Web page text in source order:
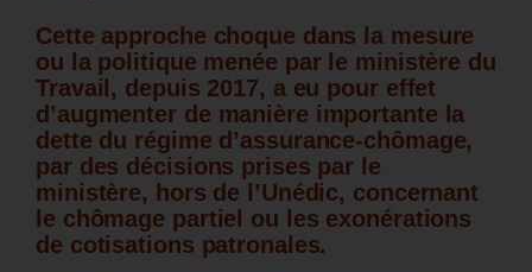
Cette approche choque dans la mesure
ou la politique menée par le ministère du
Travail, depuis 2017, a eu pour effet
d’augmenter de manière importante la
dette du régime d’assurance-chômage,
par des décisions prises par le
ministère, hors de l’Unédic, concernant
le chômage partiel ou les exonérations
de cotisations patronales.